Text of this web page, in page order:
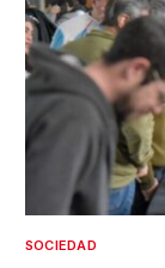
SOCIEDAD